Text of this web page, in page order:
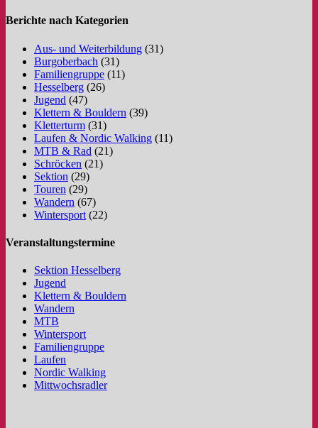
Berichte nach Kategorien
Aus- und Weiterbildung (31)
Burgoberbach (31)
Familiengruppe (11)
Hesselberg (26)
Jugend (47)
Klettern & Bouldern (39)
Kletterturm (31)
Laufen & Nordic Walking (11)
MTB & Rad (21)
Schröcken (21)
Sektion (29)
Touren (29)
Wandern (67)
Wintersport (22)
Veranstaltungstermine
Sektion Hesselberg
Jugend
Klettern & Bouldern
Wandern
MTB
Wintersport
Familiengruppe
Laufen
Nordic Walking
Mittwochsradler